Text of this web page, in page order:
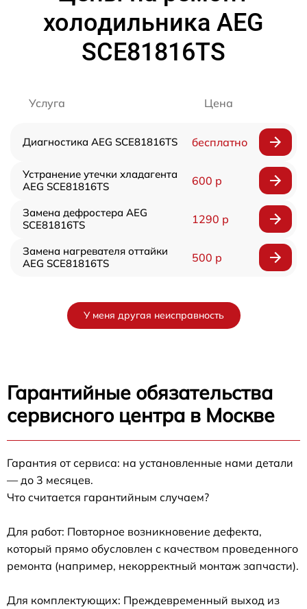
холодильника AEG
SCE81816TS
Услуга Цена
Диагностика AEG SCE81816TS бесплатно
Устранение утечки хладагента
AEG SCE81816TS
600 р
Замена дефростера AEG
SCE81816TS
1290 р
Замена нагревателя оттайки
AEG SCE81816TS
500 р
У меня другая неисправность
Гарантийные обязательства
сервисного центра в Москве
Гарантия от сервиса: на установленные нами детали
— до 3 месяцев.
Что считается гарантийным случаем?
Для работ: Повторное возникновение дефекта,
который прямо обусловлен с качеством проведенного
ремонта (например, некорректный монтаж запчасти).
Для комплектующих: Преждевременный выход из